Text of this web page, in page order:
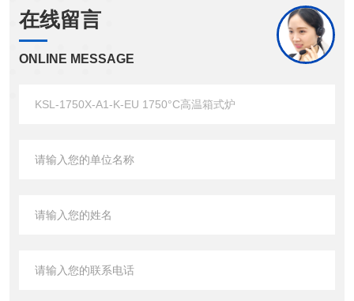
在线留言
ONLINE MESSAGE